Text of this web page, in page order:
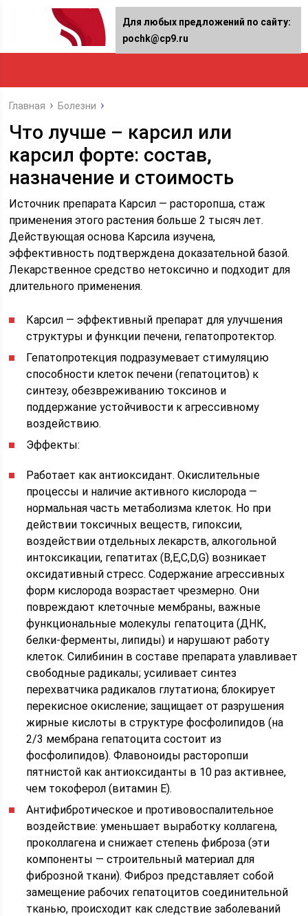
Главная Болезни
Что лучше – карсил или
карсил форте: состав,
назначение и стоимость
Источник препарата Карсил — расторопша, стаж
применения этого растения больше 2 тысяч лет.
Действующая основа Карсила изучена,
эффективность подтверждена доказательной базой.
Лекарственное средство нетоксично и подходит для
длительного применения.
Карсил — эффективный препарат для улучшения
структуры и функции печени, гепатопротектор.
Гепатопротекция подразумевает стимуляцию
способности клеток печени (гепатоцитов) к
синтезу, обезвреживанию токсинов и
поддержание устойчивости к агрессивному
воздействию.
Эффекты:
Работает как антиоксидант. Окислительные
процессы и наличие активного кислорода —
нормальная часть метаболизма клеток. Но при
действии токсичных веществ, гипоксии,
воздействии отдельных лекарств, алкогольной
интоксикации, гепатитах (B,E,C,D,G) возникает
оксидативный стресс. Содержание агрессивных
форм кислорода возрастает чрезмерно. Они
повреждают клеточные мембраны, важные
функциональные молекулы гепатоцита (ДНК,
белки-ферменты, липиды) и нарушают работу
клеток. Силибинин в составе препарата улавливает
свободные радикалы; усиливает синтез
перехватчика радикалов глутатиона; блокирует
перекисное окисление; защищает от разрушения
жирные кислоты в структуре фосфолипидов (на
2/3 мембрана гепатоцита состоит из
фосфолипидов). Флавоноиды расторопши
пятнистой как антиоксиданты в 10 раз активнее,
чем токоферол (витамин Е).
Антифибротическое и противовоспалительное
воздействие: уменьшает выработку коллагена,
проколлагена и снижает степень фиброза (эти
компоненты — строительный материал для
фиброзной ткани). Фиброз представляет собой
замещение рабочих гепатоцитов соединительной
тканью, происходит как следствие заболеваний
Для любых предложений по сайту:
pochk@cp9.ru